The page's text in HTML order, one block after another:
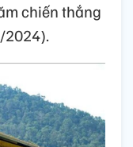
chiến thắng